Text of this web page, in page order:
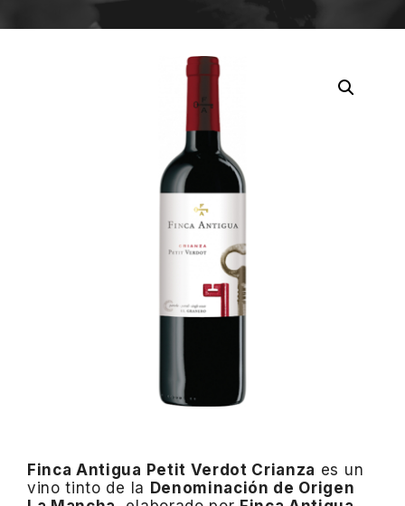
Finca Antigua Petit Verdot Crianza es un
vino tinto de la Denominación de Origen